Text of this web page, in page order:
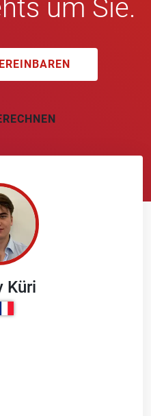
um Sie.
Küri